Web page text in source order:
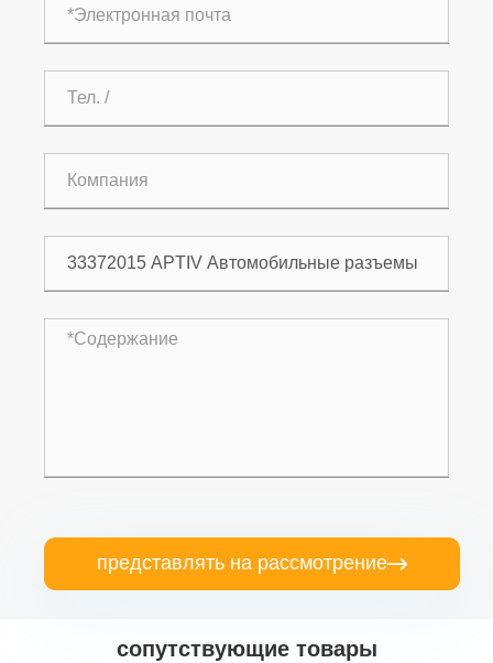
представлять на рассмотрение
сопутствующие товары